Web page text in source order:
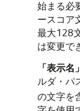
始まる必
ースコア
最大128
は変更で
「表示名」
ルダ・パ
の文字を